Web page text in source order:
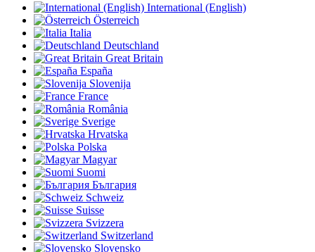
International (English)
Österreich
Italia
Deutschland
Great Britain
España
Slovenija
France
România
Sverige
Hrvatska
Polska
Magyar
Suomi
България
Schweiz
Suisse
Svizzera
Switzerland
Slovensko